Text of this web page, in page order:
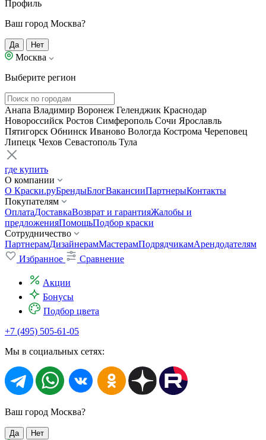
Профиль
Ваш город Москва?
Да Нет
Москва
Выберите регион
Анапа Владимир Воронеж Геленджик Краснодар
Новороссийск Ростов Симферополь Сочи Ярославль
Пятигорск Обнинск Иваново Вологда Кострома Череповец
Липецк Чехов Севастополь Тула
где купить
О компании
О Краски.руБрендыБлогВакансииПартнерыКонтакты
Покупателям
ОплатаДоставкаВозврат и гарантияЖалобы и
предложенияПомощьПодбор краски
Сотрудничество
ПартнерамДизайнерамМастерамПодрядчикамАрендодателям
Избранное
Сравнение
Акции
Бонусы
Подбор цвета
+7 (495) 505-61-05
Мы в социальных сетях:
Ваш город Москва?
Да Нет